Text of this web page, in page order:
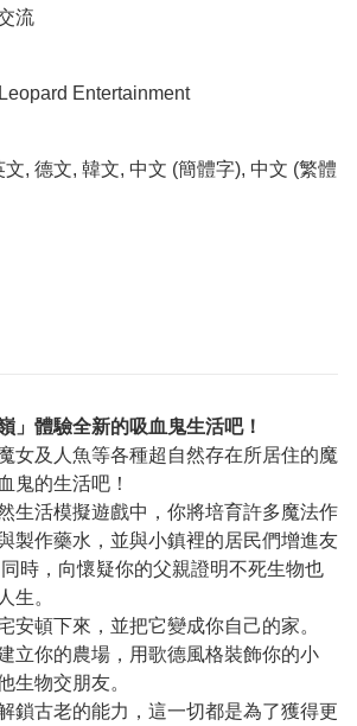
流
Entertainment
, 德文, 韓文, 中文 (簡體字), 中文 (繁體
」體驗全新的吸血鬼生活吧！
女及人魚等各種超自然存在所居住的魔
鬼的生活吧！
生活模擬遊戲中，你將培育許多魔法作
製作藥水，並與小鎮裡的居民們增進友
時，向懷疑你的父親證明不死生物也
生。
安頓下來，並把它變成你自己的家。
立你的農場，用歌德風格裝飾你的小
生物交朋友。
鎖古老的能力，這一切都是為了獲得更